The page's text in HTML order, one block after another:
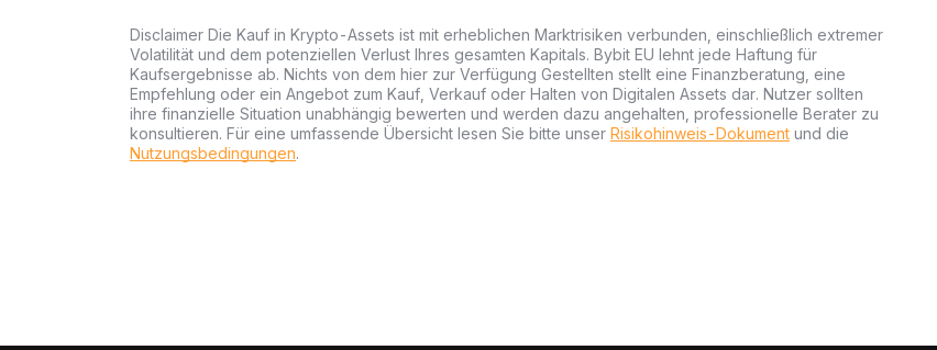
Disclaimer Die Kauf in Krypto-Assets ist mit erheblichen Marktrisiken verbunden, einschließlich extremer
Volatilität und dem potenziellen Verlust Ihres gesamten Kapitals. Bybit EU lehnt jede Haftung für
Kaufsergebnisse ab. Nichts von dem hier zur Verfügung Gestellten stellt eine Finanzberatung, eine
Empfehlung oder ein Angebot zum Kauf, Verkauf oder Halten von Digitalen Assets dar. Nutzer sollten
ihre finanzielle Situation unabhängig bewerten und werden dazu angehalten, professionelle Berater zu
konsultieren. Für eine umfassende Übersicht lesen Sie bitte unser Risikohinweis-Dokument und die
Nutzungsbedingungen.